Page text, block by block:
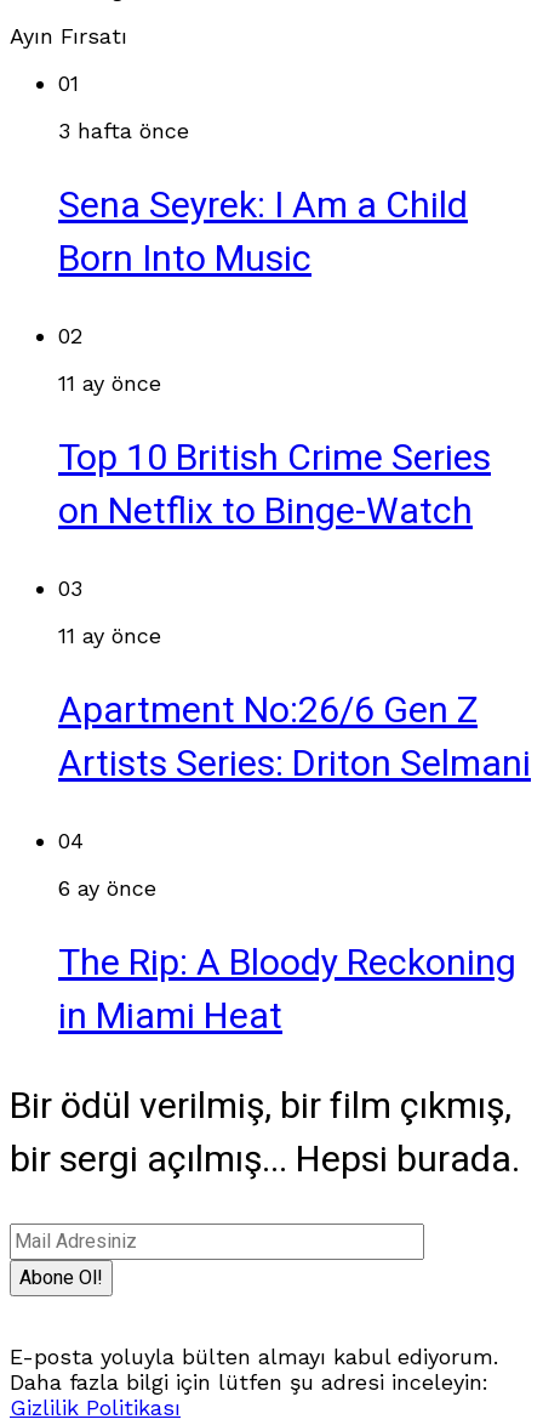
Ayın Fırsatı
01
3 hafta önce
Sena Seyrek: I Am a Child
Born Into Music
02
11 ay önce
Top 10 British Crime Series
on Netflix to Binge-Watch
03
11 ay önce
Apartment No:26/6 Gen Z
Artists Series: Driton Selmani
04
6 ay önce
The Rip: A Bloody Reckoning
in Miami Heat
Bir ödül verilmiş, bir film çıkmış,
bir sergi açılmış... Hepsi burada.
E-posta yoluyla bülten almayı kabul ediyorum.
Daha fazla bilgi için lütfen şu adresi inceleyin:
Gizlilik Politikası